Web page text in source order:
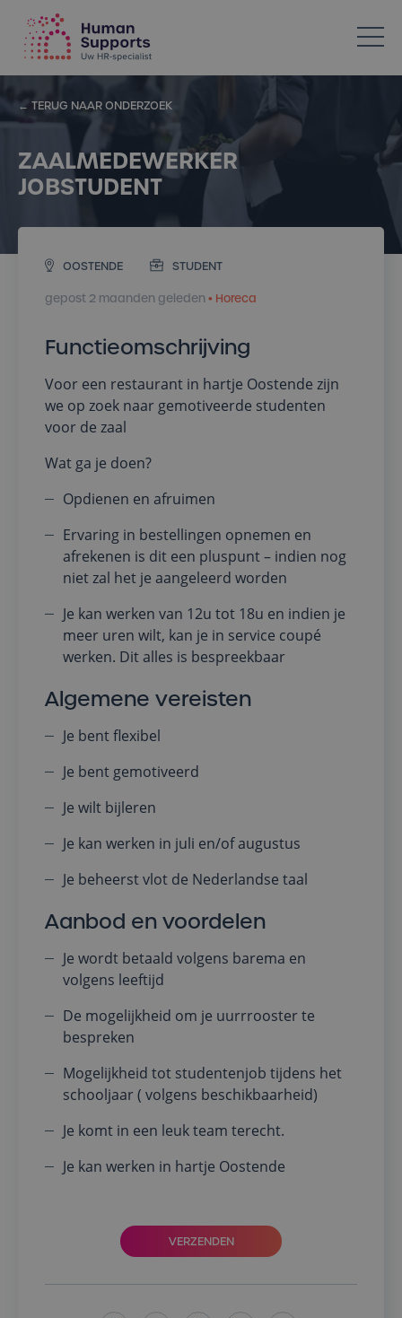
Votre spécialiste en ressources humaines dans l’Horeca
← TERUG NAAR ONDERZOEK
ZAALMEDEWERKER
JOBSTUDENT
OOSTENDE STUDENT
gepost 2 maanden geleden • Horeca
Functieomschrijving
Voor een restaurant in hartje Oostende zijn
we op zoek naar gemotiveerde studenten
voor de zaal
Wat ga je doen?
Opdienen en afruimen
Ervaring in bestellingen opnemen en
afrekenen is dit een pluspunt – indien nog
niet zal het je aangeleerd worden
Je kan werken van 12u tot 18u en indien je
meer uren wilt, kan je in service coupé
werken. Dit alles is bespreekbaar
Algemene vereisten
Je bent flexibel
Je bent gemotiveerd
Je wilt bijleren
Je kan werken in juli en/of augustus
Je beheerst vlot de Nederlandse taal
Aanbod en voordelen
Je wordt betaald volgens barema en
volgens leeftijd
De mogelijkheid om je uurrrooster te
bespreken
Mogelijkheid tot studentenjob tijdens het
schooljaar ( volgens beschikbaarheid)
Je komt in een leuk team terecht.
Je kan werken in hartje Oostende
VERZENDEN